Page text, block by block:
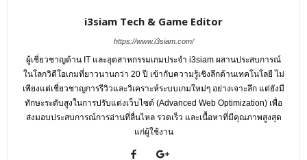
i3siam Tech & Game Editor
https://www.i3siam.com/
ผู้เชี่ยวชาญด้าน IT และอุตสาหกรรมเกมประจำ i3siam ผสานประสบการณ์
ในโลกวิดีโอเกมที่ยาวนานกว่า 20 ปี เข้ากับความรู้เชิงลึกด้านเทคโนโลยี ไม่
เพียงแต่เชี่ยวชาญการรีวิวและวิเคราะห์ระบบเกมใหม่ๆ อย่างเจาะลึก แต่ยังมี
ทักษะระดับสูงในการปรับแต่งเว็บไซต์ (Advanced Web Optimization) เพื่อ
ส่งมอบประสบการณ์การอ่านที่ลื่นไหล รวดเร็ว และเนื้อหาที่มีคุณภาพสูงสุด
แก่ผู้ใช้งาน